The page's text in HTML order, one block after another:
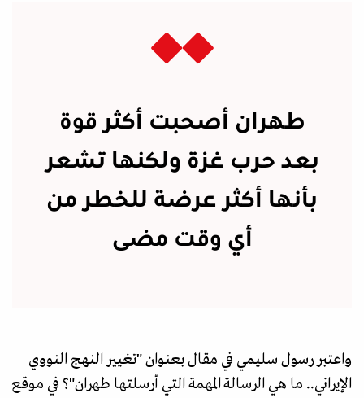
طهران أصحبت أكثر قوة
بعد حرب غزة ولكنها تشعر
بأنها أكثر عرضة للخطر من
أي وقت مضى
واعتبر رسول سليمي في مقال بعنوان "تغيير النهج النووي
الإيراني.. ما هي الرسالة المهمة التي أرسلتها طهران"؟ في موقع